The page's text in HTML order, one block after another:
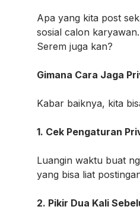
Apa yang kita post
sosial calon
Serem juga kan?
Gimana Cara Jaga
Kabar baiknya, kita
1. Cek Pengaturan
Luangin waktu buat
yang bisa liat
2. Pikir Dua Kali